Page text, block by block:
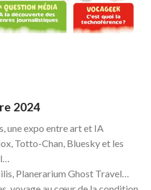
2024
une expo entre art et IA
Totto-Chan, Bluesky et les
Planerarium Ghost Travel…